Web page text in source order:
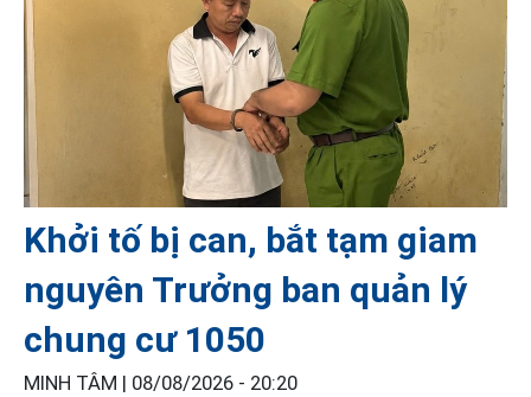
Khởi tố bị can, bắt tạm giam
nguyên Trưởng ban quản lý
chung cư 1050
MINH TÂM | 08/08/2026 - 20:20